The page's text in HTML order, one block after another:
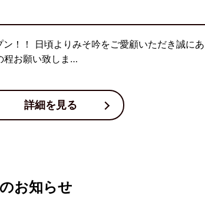
！ 日頃よりみそ吟をご愛顧いただき誠に
程お願い致しま…
詳細を見る
お知らせ